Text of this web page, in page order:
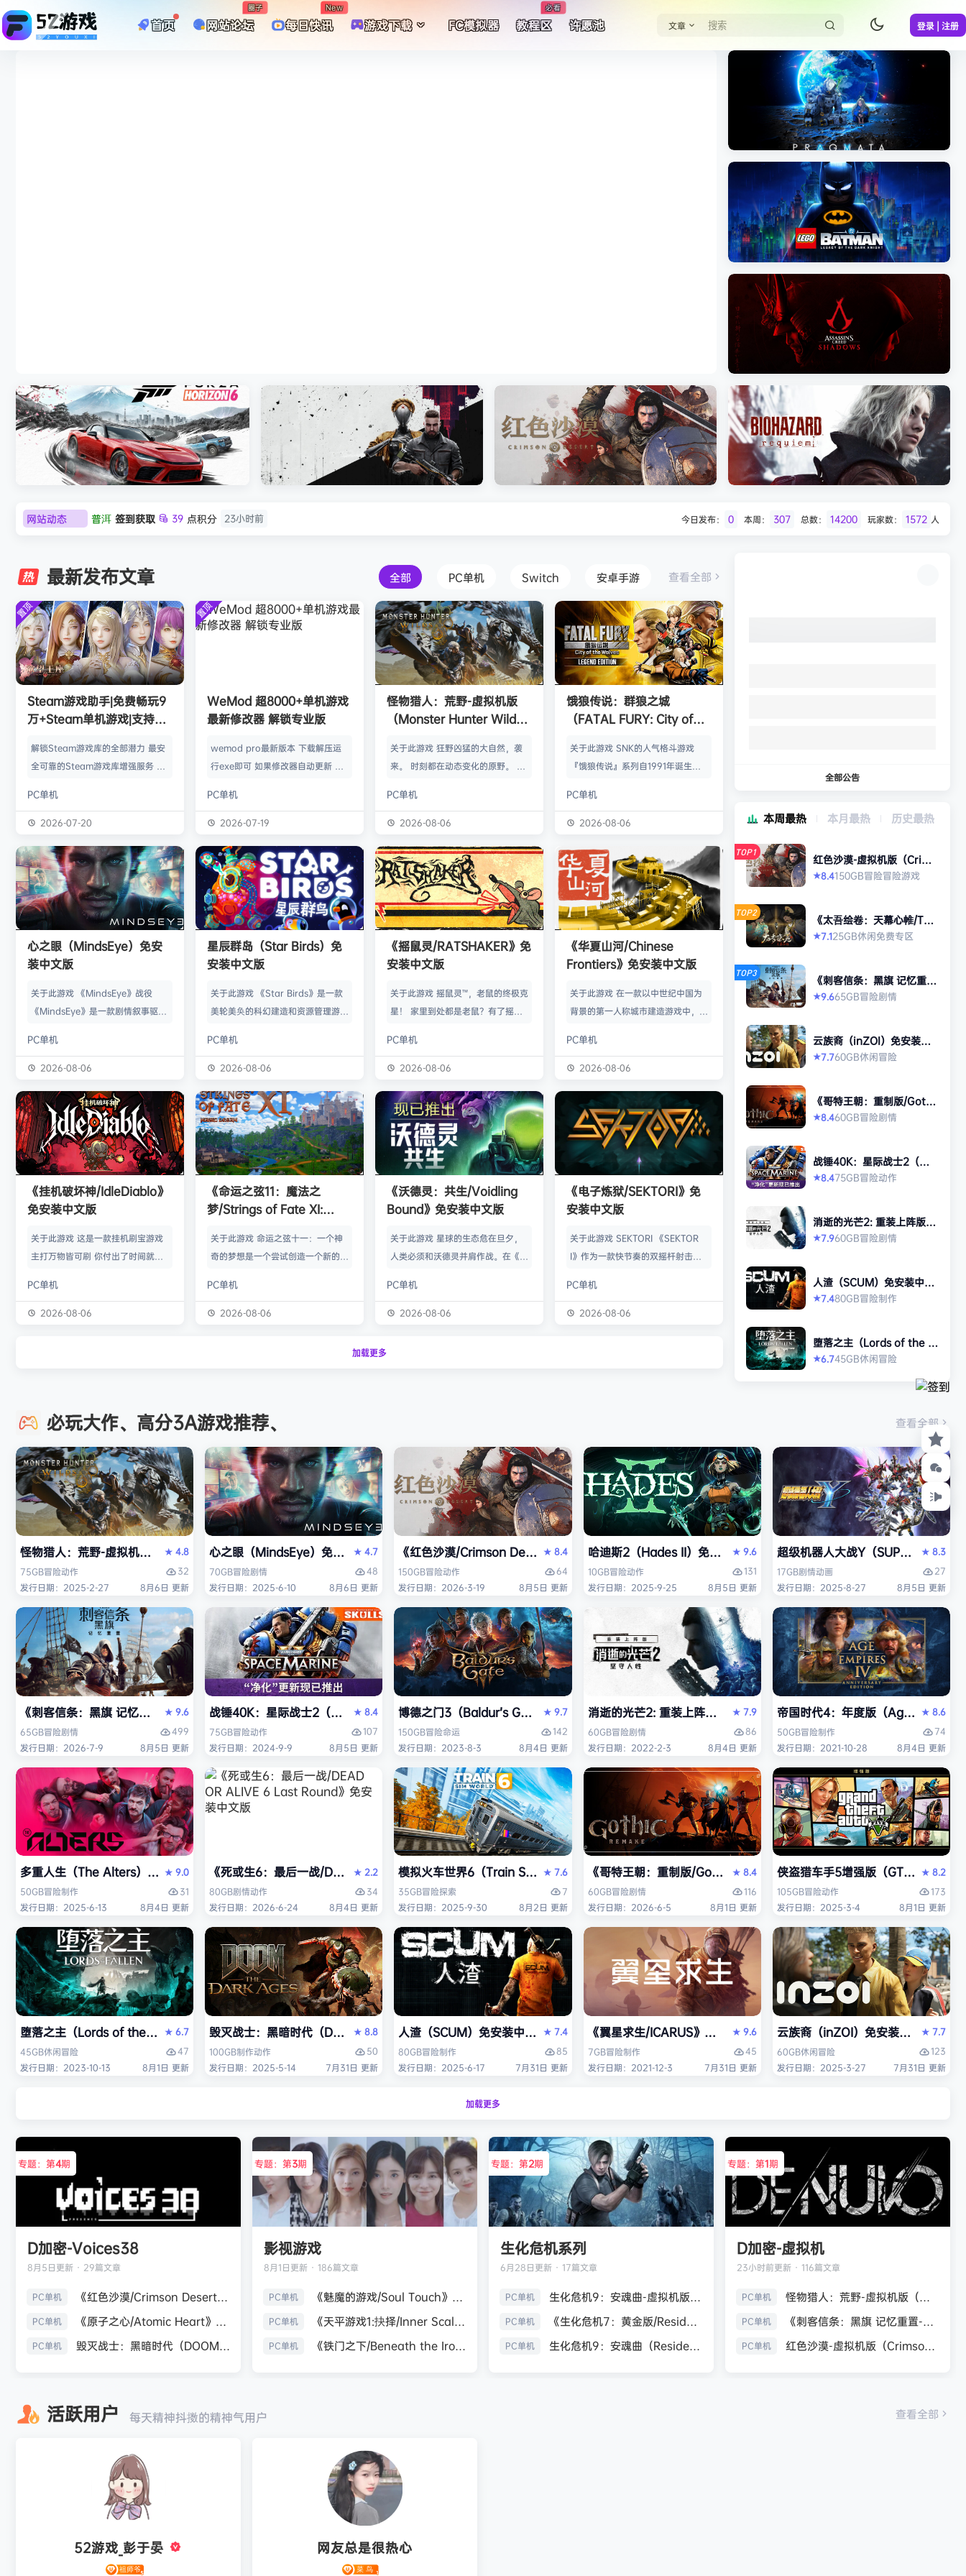
首页 网站论坛
圈子
每日快讯
New
游戏下载 FC模拟器 教程区
必看
许愿池 文章 登录 | 注册
007 初露锋芒（007 First Light ）免安装中文版 《剑星/Stellar Blade》本体+修
《识质存在/PRAGMATA》免安装中文版
《乐高蝙蝠侠：黑暗骑士之遗/LEGO
Batman: Legacy of the Dark Knight》
免安装中文版
《刺客信条：影/Assassin’s Creed
Shadows》免安装版，非虚拟机
网站动态 普洱 签到获取 39 点积分 23小时前
欢迎c***s 加入本站
欢迎j***j 加入本站 8月6日
欢迎1******4 加入本站 8月5日
l***g 签到获取 28
w******g 签到获取
欢迎w******g 加入本站
欢迎D****Z 加入本站 4小时前
欢迎有*酱 加入本站 6小时前
欢迎Q*H 加入本站 22小时前
欢迎e******i 加入本站 23小时前
今日发布： 0 本周： 307 总数： 14200 玩家数： 1572 人
最新发布文章 全部 PC单机 Switch 安卓手游 查看全部
置顶
Steam游戏助手|免费畅玩9
万+Steam单机游戏|支持D
解锁Steam游戏库的全部潜力 最安
全可靠的Steam游戏库增强服务 工
修改任何steam设置、安全可靠、
可入库游戏总数 94000+、无视已
机。 无需为每一款游戏单独付费，
只需支付一次工具费用或订阅费，即
可永久访问工具库内的成千上万款游
戏，包括昂贵的3A大作。 极大地降
低了玩游戏的经济门槛，让玩家可以
无压力地尝试各种类型的游戏。操
作…
PC单机
2026-07-20
置顶
WeMod 超8000+单机游戏
最新修改器 解锁专业版
wemod pro最新版本 下载解压运
行exe即可 如果修改器自动更新 把
r 这个文件替换到新版的即可。 We
Mod 目前支持超过千款热门游戏，
修改器原作者都入驻了，所以修改器
内容更新应该也是最全、最及时的。
千款游戏听起来不多，但其实已经涵
盖了主流热门游戏【资源名称】：w
emod pro【资源版本】：【资源
大…
PC单机
2026-07-19
怪物猎人：荒野-虚拟机版
（Monster Hunter Wilds
版
关于此游戏 狂野凶猛的大自然，袭
来。 时刻都在动态变化的原野。 这
的怪物与人们的故事。 你会化为以
狩猎强大怪物为生的“猎人”，使用狩
并逐渐解明这个世界与人们之间的关
联。 进化的狩猎动作，寻求连续不
断的沉浸感，究极的狩猎体验正等待
你的到来。 故事 数年前，在公会还
没有调查过的未踏足领域“封禁之地”
的边境上，一名少年“纳塔”获救。
公会根…
PC单机
2026-08-06
饿狼传说：群狼之城
（FATAL FURY: City of
关于此游戏 SNK的人气格斗游戏
『饿狼传说』系列自1991年诞生以
潮。从1999年的『饿狼 -MARK OF
THE WOLVES-』起，时隔26年，
the Wolves』终于登场！ ■新实装
了加速兴奋的“REV系统”！ 新实装
的“REV系统”可以从战斗开始发动各
种特殊攻击！“REV武技”、“REV加
速”，还有S.P.G.区…
PC单机
2026-08-06
心之眼（MindsEye）免安
装中文版
关于此游戏 《MindsEye》战役
《MindsEye》是一款剧情叙事驱动
背景设定在近未来沙漠城市红石城。
你将扮演雅各布·迪亚兹——一名退
体而饱受支离破碎的记忆困扰。在电
影化叙事的战役中，你将执行任务、
揭开过往谜团，并直面一场涉及失控
人工智能、腐败企业与无序军事力量
的惊天阴谋——这场危机的波及范围
远不止红石城本身。 红石城 红石城
是…
PC单机
2026-08-06
星辰群岛（Star Birds）免
安装中文版
关于此游戏 《Star Birds》是一款
美轮美奂的科幻建造和资源管理游
群繁盛起来。不论是熟知此类题材的
老手玩家，还是只想浅尝神游太空滋
的陪伴。什么，你说是因为鸟群没了
你，就立马出乱子？哎呀呀，这也只
是其中一个原因而已啦。 扫描附近
的小行星，操纵漫游车揭露各种隐藏
的资源，可能是冰块和金属，也可能
是某些未知之物。建造生产设施，以
便开采资…
PC单机
2026-08-06
《摇鼠灵/RATSHAKER》免
安装中文版
关于此游戏 摇鼠灵™，老鼠的终极克
星！ 家里到处都是老鼠？有了摇鼠
灭所有不速之客！拿在手上大力摇，
剩下的交给摇鼠灵™就行了。不用夹
摸丢死老鼠！ 有了摇鼠灵™，一切尽
在掌握！把那只老鼠摇到服从，看着
“鼠条”填满。摇得多了，就能慢慢彻
底解决你的问题了。摇鼠灵™起效
快，用法简单，效果绝佳，让你的烦
恼瞬间无影无踪。 为什么选择摇鼠
灵™？ 轻松…
PC单机
2026-08-06
《华夏山河/Chinese
Frontiers》免安装中文版
关于此游戏 在一款以中世纪中国为
背景的第一人称城市建造游戏中，规
的工匠起步，循序渐进地规划、生产
并筑起宏伟建筑。管理村民，搭建生
的节奏繁荣发展——无压力，并享受
精巧系统带来的成就感。 探索三大
区域——山间隘口、沙漠平原与肥沃
河谷——各自拥有独特资源、挑战与
令人忍不住截图的景致。地貌不仅是
背景；它会塑造你的策略与可达成的
目标。发掘古老工…
PC单机
2026-08-06
《挂机破坏神/IdleDiablo》
免安装中文版
关于此游戏 这是一款挂机刷宝游戏
主打万物皆可刷 你付出了时间就必
独属于你的强大构筑 装备获取 游戏
中的[装备][技能][护身符]主要通过
每个大型章节有若干小关卡。 难度
可分为：…
PC单机
2026-08-06
《命运之弦11：魔法之
梦/Strings of Fate XI:
版
关于此游戏 命运之弦十一：一个神
奇的梦想是一个尝试创造一个新的幻
虚幻引擎的帮助下，使用已经熟悉的
图形技术和机制以丰富多彩的方式呈
组由命运聚集的五个角色来完成一项
伟大的使命-从古老的邪恶中拯救地
球！ 一个古老…
PC单机
2026-08-06
《沃德灵：共生/Voidling
Bound》免安装中文版
关于此游戏 星球的生态危在旦夕，
人类必须和沃德灵并肩作战。在《沃
生物学家，与被称为“沃德灵”的生物
神经链接。不断孵化、培育、升级、
挡、反击等技能的配…
PC单机
2026-08-06
《电子炼狱/SEKTORI》免
安装中文版
关于此游戏 SEKTORI 《SEKTOR
I》作为一款快节奏的双摇杆射击游
慎选择升级项目，打造强大的构筑，
置身风云变幻的战场，迎战源源不断
人种…
PC单机
2026-08-06
加载更多
全部公告
本周最热 本月最热 历史最热
TOP1
红色沙漠-虚拟机版（Crims
on Desert HYPERVISO
R）免安装中文版
★8.4150GB冒险冒险游戏
TOP2
《太吾绘卷：天幕心帷/The
Scroll of Taiwu : Beyond
The Dom》免安装中文版
★7.125GB休闲免费专区
TOP3
《刺客信条：黑旗 记忆重
置-虚拟机版/Assassin’s Cr
eed Black Flag Resynced
★9.665GB冒险剧情
云族裔（inZOI）免安装中
文版
★7.760GB休闲冒险
《哥特王朝：重制版/Gothi
c 1 Remake》免安装中文
版
★8.460GB冒险剧情
战锤40K：星际战士2（Wa
rhammer 40,000: Space
Marine 2）免安装中文版
★8.475GB冒险动作
消逝的光芒2: 重装上阵版
（Dying Light 2 Stay Hu
man: Reloaded Edition）
★7.960GB冒险剧情
人渣（SCUM）免安装中文
版
★7.480GB冒险制作
堕落之主（Lords of the F
allen）免安装中文版
★6.745GB休闲冒险
必玩大作、高分3A游戏推荐、 查看全部
怪物猎人：荒野-虚拟机版（Monster Hunter Wilds HYPERVISOR）免安装中文版
★ 4.8
75GB冒险动作
32
发行日期：2025-2-27
8月6日 更新
心之眼（MindsEye）免安装中文版
★ 4.7
70GB冒险剧情
48
发行日期：2025-6-10
8月6日 更新
《红色沙漠/Crimson Desert》免安装中文版
★8.4
150GB冒险动作
64
发行日期：2026-3-19
8月5日 更新
哈迪斯2（Hades II）免安装中文版
★9.6
10GB冒险动作
131
发行日期：2025-9-25
8月5日 更新
超级机器人大战Y（SUPER ★8.3
17GB剧情动画
27
发行日期：2025-8-27
8月5日 更新
《刺客信条：黑旗 记忆重置-虚拟机版/Assassin’s Creed Black Flag Resynced HYPERVISOR》免安装中文版
★ 9.6
65GB冒险剧情
499
发行日期：2026-7-9
8月5日 更新
战锤40K：星际战士2（Warhammer 40,000: Space Marine 2）免安装中文版
★ 8.4
75GB冒险动作
107
发行日期：2024-9-9
8月5日 更新
博德之门3（Baldur’s Gate 3）免安装中文版
★9.7
150GB冒险命运
142
发行日期：2023-8-3
8月4日 更新
消逝的光芒2: 重装上阵版（Dying Light 2 Stay Human: Reloaded
★7.9
60GB冒险剧情
86
发行日期：2022-2-3
8月4日 更新
帝国时代4：年度版（Age of
★8.6
50GB冒险制作
74
发行日期：2021-10-28
8月4日 更新
多重人生（The Alters）免安装中文版
★ 9.0
50GB冒险制作
31
发行日期：2025-6-13
8月4日 更新
《死或生6：最后一战/DEAD OR ALIVE 6 Last Round》免安装中文版
★ 2.2
80GB剧情动作
34
发行日期：2026-6-24
8月4日 更新
模拟火车世界6（Train Sim World 6）免安装中文版
★7.6
35GB冒险探索
7
发行日期：2025-9-30
8月2日 更新
《哥特王朝：重制版/Gothic 1 Remake》免安装中文版
★8.4
60GB冒险剧情
116
发行日期：2026-6-5
8月1日 更新
侠盗猎车手5增强版（GTA5增强
★8.2
105GB冒险动作
173
发行日期：2025-3-4
8月1日 更新
堕落之主（Lords of the Fallen）免安装中文版
★ 6.7
45GB休闲冒险
47
发行日期：2023-10-13
8月1日 更新
毁灭战士：黑暗时代（DOOM: The Dark Ages）免安装中文版
★ 8.8
100GB制作动作
50
发行日期：2025-5-14
7月31日 更新
人渣（SCUM）免安装中文版★7.4
80GB冒险制作
85
发行日期：2025-6-17
7月31日 更新
《翼星求生/ICARUS》免安装中文版
★9.6
7GB冒险制作
45
发行日期：2021-12-3
7月31日 更新
云族裔（inZOI）免安装中文版
★7.7
60GB休闲冒险
123
发行日期：2025-3-27
7月31日 更新
加载更多
专题：第4期
D加密-Voices38
8月5日更新 · 29篇文章
PC单机 《红色沙漠/Crimson Desert》免安装中文版
PC单机 《原子之心/Atomic Heart》免安装中文版
PC单机 毁灭战士：黑暗时代（DOOM: The Dark Ages）免安装中文版
专题：第3期
影视游戏
8月1日更新 · 186篇文章
PC单机 《魅魔的游戏/Soul Touch》免安装中文版
PC单机 《天平游戏1:抉择/Inner Scales 1：Choice》免安装中文版
PC单机 《铁门之下/Beneath the Iron Gate》免安装中文版
专题：第2期
生化危机系列
6月28日更新 · 17篇文章
PC单机 生化危机9：安魂曲-虚拟机版（Resident Evil Requiem HYPERVISOR）免安装中文版
PC单机 《生化危机7：黄金版/Resident Evil 7 Biohazard》免安装中文版
PC单机 生化危机9：安魂曲（Resident Evil Requiem）免安装中文版
专题：第1期
D加密-虚拟机
23小时前更新 · 116篇文章
PC单机 怪物猎人：荒野-虚拟机版（Monster Hunter Wilds HYPERVISOR）免安装中文版
PC单机 《刺客信条：黑旗 记忆重置-虚拟机版/Assassin’s Creed Black Flag Resynced HYPERVISOR》免安装中文版
PC单机 红色沙漠-虚拟机版（Crimson Desert HYPERVISOR）免安装中文版
活跃用户 每天精神抖擞的精神气用户 查看全部
52游戏_彭于晏 网友总是很热心